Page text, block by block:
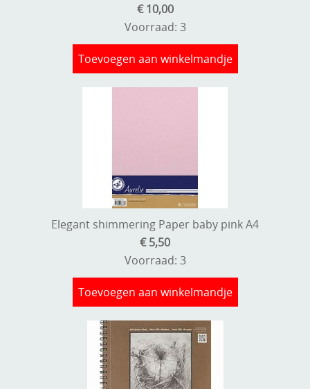
€ 10,00
Voorraad: 3
Toevoegen aan winkelmandje
Elegant shimmering Paper baby pink A4
€ 5,50
Voorraad: 3
Toevoegen aan winkelmandje